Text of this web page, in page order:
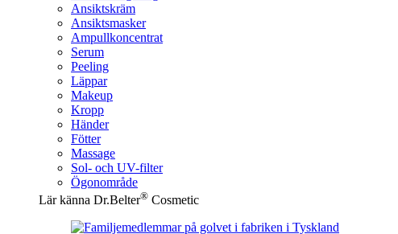
Ansiktskräm
Ansiktsmasker
Ampullkoncentrat
Serum
Peeling
Läppar
Makeup
Kropp
Händer
Fötter
Massage
Sol- och UV-filter
Ögonområde
Lär känna Dr.Belter® Cosmetic